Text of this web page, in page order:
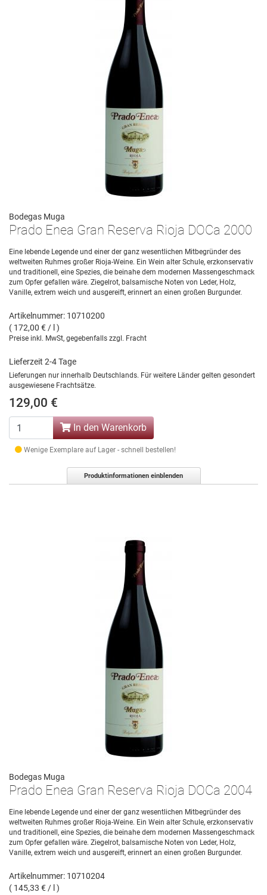
Bodegas Muga
Prado Enea Gran Reserva Rioja DOCa 2000
Eine lebende Legende und einer der ganz wesentlichen Mitbegründer des
weltweiten Ruhmes großer Rioja-Weine. Ein Wein alter Schule, erzkonservativ
und traditionell, eine Spezies, die beinahe dem modernen Massengeschmack
zum Opfer gefallen wäre. Ziegelrot, balsamische Noten von Leder, Holz,
Vanille, extrem weich und ausgereift, erinnert an einen großen Burgunder.
Artikelnummer: 10710200
( 172,00 € / l )
Preise inkl. MwSt, gegebenfalls zzgl. Fracht
Lieferzeit 2-4 Tage
Lieferungen nur innerhalb Deutschlands. Für weitere Länder gelten gesondert
ausgewiesene Frachtsätze.
129,00 €
In den Warenkorb
Wenige Exemplare auf Lager - schnell bestellen!
Produktinformationen einblenden
Bodegas Muga
Prado Enea Gran Reserva Rioja DOCa 2004
Eine lebende Legende und einer der ganz wesentlichen Mitbegründer des
weltweiten Ruhmes großer Rioja-Weine. Ein Wein alter Schule, erzkonservativ
und traditionell, eine Spezies, die beinahe dem modernen Massengeschmack
zum Opfer gefallen wäre. Ziegelrot, balsamische Noten von Leder, Holz,
Vanille, extrem weich und ausgereift, erinnert an einen großen Burgunder.
Artikelnummer: 10710204
( 145,33 € / l )